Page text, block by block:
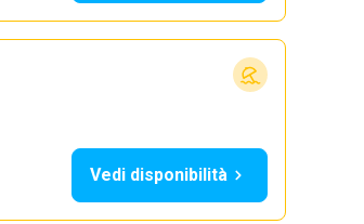
Vedi disponibilità